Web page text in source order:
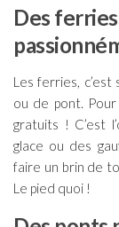
Des
Les ferries, c’est
ou de pont.
gratuits ! C’est
glace ou des
faire un brin de
Le pied quoi !